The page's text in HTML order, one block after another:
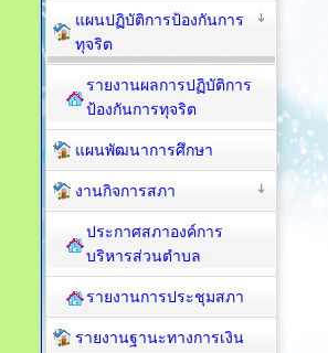
แผนปฏิบัติการป้องกันการ
ทุจริต
รายงานผลการปฏิบัติการ
ป้องกันการทุจริต
แผนพัฒนาการศึกษา
งานกิจการสภา
ประกาศสภาองค์การ
บริหารส่วนตำบล
รายงานการประชุมสภา
รายงานฐานะทางการเงิน